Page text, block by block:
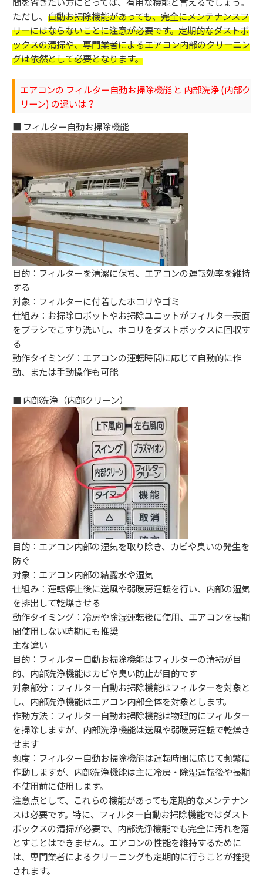
ただし、 自動お掃除機能があっても、完全にメンテナンスフ
リーにはならないことに注意が必要です。定期的なダストボ
ックスの清掃や、専門業者によるエアコン内部のクリーニン
グは依然として必要となります。
エアコンの フィルター自動お掃除機能 と 内部洗浄 (内部ク
リーン) の違いは？
■ フィルター自動お掃除機能
目的：フィルターを清潔に保ち、エアコンの運転効率を維持
する
対象：フィルターに付着したホコリやゴミ
仕組み：お掃除ロボットやお掃除ユニットがフィルター表面
をブラシでこすり洗いし、ホコリをダストボックスに回収す
る
動作タイミング：エアコンの運転時間に応じて自動的に作
動、または手動操作も可能
■ 内部洗浄（内部クリーン）
目的：エアコン内部の湿気を取り除き、カビや臭いの発生を
防ぐ
対象：エアコン内部の結露水や湿気
仕組み：運転停止後に送風や弱暖房運転を行い、内部の湿気
を排出して乾燥させる
動作タイミング：冷房や除湿運転後に使用、エアコンを長期
間使用しない時期にも推奨
主な違い
目的：フィルター自動お掃除機能はフィルターの清掃が目
的、内部洗浄機能はカビや臭い防止が目的です
対象部分：フィルター自動お掃除機能はフィルターを対象と
し、内部洗浄機能はエアコン内部全体を対象とします。
作動方法：フィルター自動お掃除機能は物理的にフィルター
を掃除しますが、内部洗浄機能は送風や弱暖房運転で乾燥さ
せます
頻度：フィルター自動お掃除機能は運転時間に応じて頻繁に
作動しますが、内部洗浄機能は主に冷房・除湿運転後や長期
不使用前に使用します。
注意点として、これらの機能があっても定期的なメンテナン
スは必要です。特に、フィルター自動お掃除機能ではダスト
ボックスの清掃が必要で、内部洗浄機能でも完全に汚れを落
とすことはできません。エアコンの性能を維持するために
は、専門業者によるクリーニングも定期的に行うことが推奨
されます。